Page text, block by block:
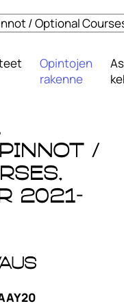
Opintojen
rakenne
/
2021-